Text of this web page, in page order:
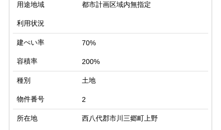
用途地域 都市計画区域内無指定
利用状況
建ぺい率 70%
容積率 200%
種別 土地
物件番号 2
所在地 西八代郡市川三郷町上野